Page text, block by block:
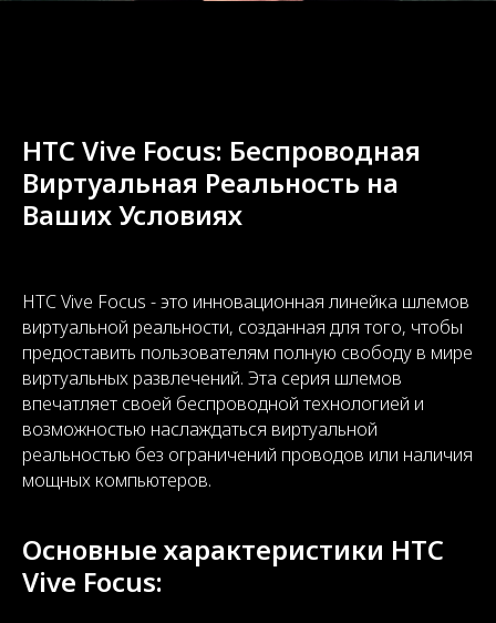
HTC Vive Focus: Беспроводная
Виртуальная Реальность на
Ваших Условиях
HTC Vive Focus - это инновационная линейка шлемов
виртуальной реальности, созданная для того, чтобы
предоставить пользователям полную свободу в мире
виртуальных развлечений. Эта серия шлемов
впечатляет своей беспроводной технологией и
возможностью наслаждаться виртуальной
реальностью без ограничений проводов или наличия
мощных компьютеров.
Основные характеристики HTC
Vive Focus: